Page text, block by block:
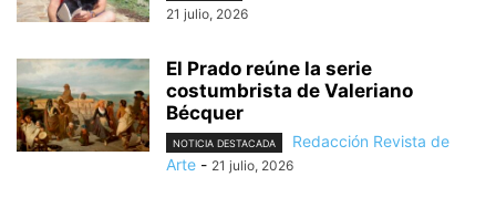
21 julio, 2026
El Prado reúne la serie
costumbrista de Valeriano
Bécquer
NOTICIA DESTACADA
Redacción Revista de
Arte - 21 julio, 2026